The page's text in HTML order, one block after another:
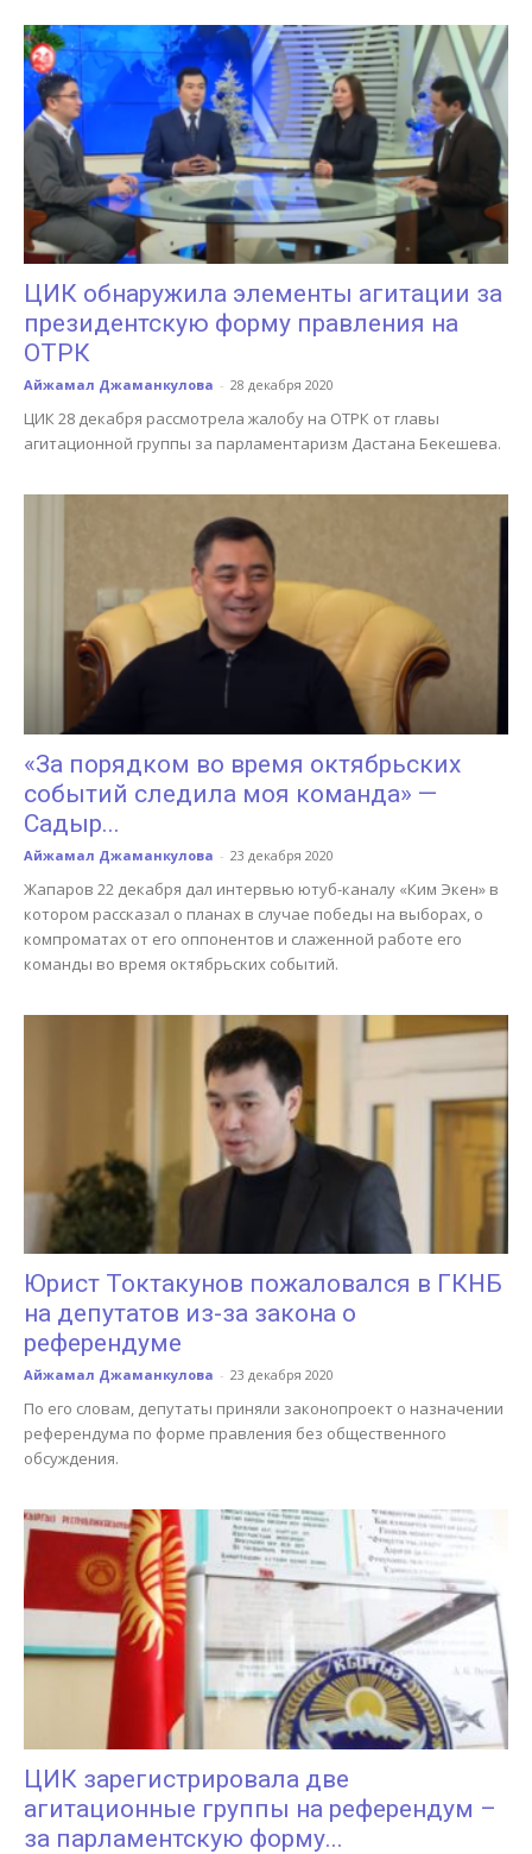
ЦИК обнаружила элементы агитации за
президентскую форму правления на
ОТРК
Айжамал Джаманкулова - 28 декабря 2020
ЦИК 28 декабря рассмотрела жалобу на ОТРК от главы
агитационной группы за парламентаризм Дастана Бекешева.
«За порядком во время октябрьских
событий следила моя команда» —
Садыр...
Айжамал Джаманкулова - 23 декабря 2020
Жапаров 22 декабря дал интервью ютуб-каналу «Ким Экен» в
котором рассказал о планах в случае победы на выборах, о
компроматах от его оппонентов и слаженной работе его
команды во время октябрьских событий.
Юрист Токтакунов пожаловался в ГКНБ
на депутатов из-за закона о
референдуме
Айжамал Джаманкулова - 23 декабря 2020
По его словам, депутаты приняли законопроект о назначении
референдума по форме правления без общественного
обсуждения.
ЦИК зарегистрировала две
агитационные группы на референдум –
за парламентскую форму...